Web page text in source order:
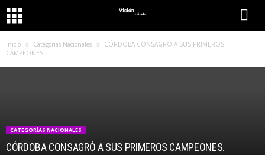
Inicio Categorías Nacionales
CÓRDOBA CONSAGRÓ A SUS PRIMEROS
CAMPEONES.
CATEGORÍAS NACIONALES
CÓRDOBA CONSAGRÓ A SUS PRIMEROS CAMPEONES.